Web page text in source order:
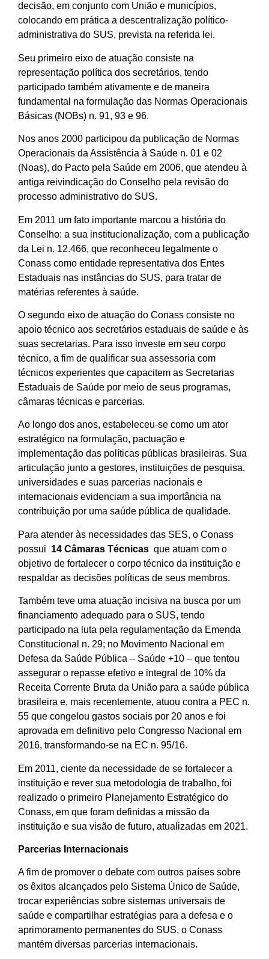
decisão, em conjunto com União e municípios,
colocando em prática a descentralização político-
administrativa do SUS, prevista na referida lei.
Seu primeiro eixo de atuação consiste na
representação política dos secretários, tendo
participado também ativamente e de maneira
fundamental na formulação das Normas Operacionais
Básicas (NOBs) n. 91, 93 e 96.
Nos anos 2000 participou da publicação de Normas
Operacionais da Assistência à Saúde n. 01 e 02
(Noas), do Pacto pela Saúde em 2006, que atendeu à
antiga reivindicação do Conselho pela revisão do
processo administrativo do SUS.
Em 2011 um fato importante marcou a história do
Conselho: a sua institucionalização, com a publicação
da Lei n. 12.466, que reconheceu legalmente o
Conass como entidade representativa dos Entes
Estaduais nas instâncias do SUS, para tratar de
matérias referentes à saúde.
O segundo eixo de atuação do Conass consiste no
apoio técnico aos secretários estaduais de saúde e às
suas secretarias. Para isso investe em seu corpo
técnico, a fim de qualificar sua assessoria com
técnicos experientes que capacitem as Secretarias
Estaduais de Saúde por meio de seus programas,
câmaras técnicas e parcerias.
Ao longo dos anos, estabeleceu-se como um ator
estratégico na formulação, pactuação e
implementação das políticas públicas brasileiras. Sua
articulação junto a gestores, instituições de pesquisa,
universidades e suas parcerias nacionais e
internacionais evidenciam a sua importância na
contribuição por uma saúde pública de qualidade.
Para atender às necessidades das SES, o Conass
possui 14 Câmaras Técnicas que atuam com o
objetivo de fortalecer o corpo técnico da instituição e
respaldar as decisões políticas de seus membros.
Também teve uma atuação incisiva na busca por um
financiamento adequado para o SUS, tendo
participado na luta pela regulamentação da Emenda
Constitucional n. 29; no Movimento Nacional em
Defesa da Saúde Pública – Saúde +10 – que tentou
assegurar o repasse efetivo e integral de 10% da
Receita Corrente Bruta da União para a saúde pública
brasileira e, mais recentemente, atuou contra a PEC n.
55 que congelou gastos sociais por 20 anos e foi
aprovada em definitivo pelo Congresso Nacional em
2016, transformando-se na EC n. 95/16.
Em 2011, ciente da necessidade de se fortalecer a
instituição e rever sua metodologia de trabalho, foi
realizado o primeiro Planejamento Estratégico do
Conass, em que foram definidas a missão da
instituição e sua visão de futuro, atualizadas em 2021.
Parcerias Internacionais
A fim de promover o debate com outros países sobre
os êxitos alcançados pelo Sistema Único de Saúde,
trocar experiências sobre sistemas universais de
saúde e compartilhar estratégias para a defesa e o
aprimoramento permanentes do SUS, o Conass
mantém diversas parcerias internacionais.